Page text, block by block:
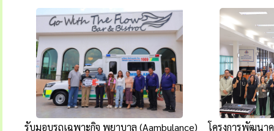
รับมอบรถเฉพาะกิจ พยาบาล (Aambulance)
โครงการพัฒนา